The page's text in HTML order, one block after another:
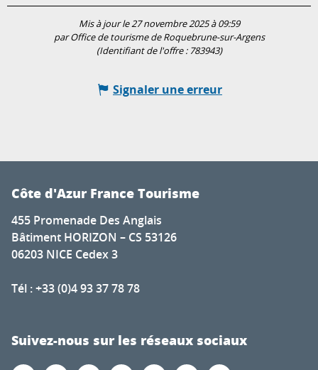
Mis à jour le 27 novembre 2025 à 09:59
par Office de tourisme de Roquebrune-sur-Argens
(Identifiant de l'offre : 783943)
Signaler une erreur
Côte d'Azur France Tourisme
455 Promenade Des Anglais
Bâtiment HORIZON – CS 53126
06203 NICE Cedex 3
Tél : +33 (0)4 93 37 78 78
Suivez-nous sur les réseaux sociaux